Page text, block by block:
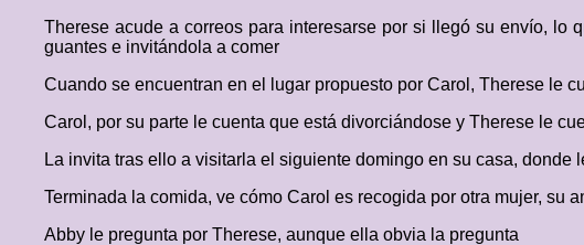
Therese acude a correos para interesarse por si llegó su envío,
guantes e invitándola a comer
Cuando se encuentran en el lugar propuesto por Carol, Therese le
Carol, por su parte le cuenta que está divorciándose y Therese le
La invita tras ello a visitarla el siguiente domingo en su casa,
Terminada la comida, ve cómo Carol es recogida por otra mujer, su
Abby le pregunta por Therese, aunque ella obvia la pregunta